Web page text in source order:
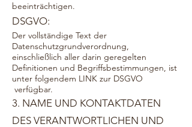
beeinträchtigen.
DSGVO:
Der vollständige Text der
Datenschutzgrundverordnung,
einschließlich aller darin geregelten
Definitionen und Begriffsbestimmungen, ist
unter folgendem LINK zur DSGVO
verfügbar.
3. NAME UND KONTAKTDATEN
DES VERANTWORTLICHEN UND